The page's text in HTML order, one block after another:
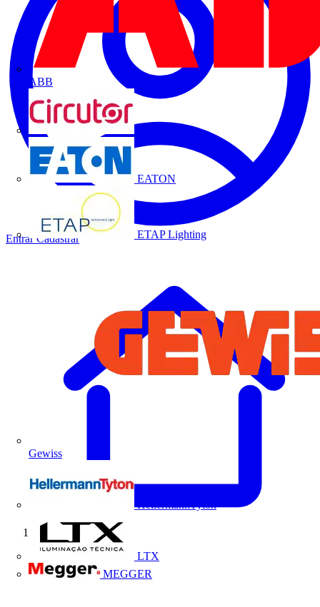
ABB
CIRCUTOR
EATON
ETAP Lighting
Gewiss
HellermannTyton
LTX
MEGGER
Entrar Cadastrar
Início